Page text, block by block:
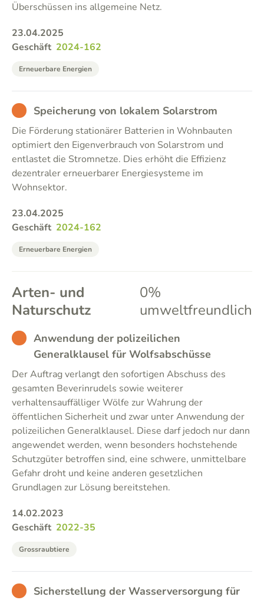
Überschüssen ins allgemeine Netz.
23.04.2025
Geschäft 2024-162
Erneuerbare Energien
BAD Speicherung von lokalem Solarstrom
Die Förderung stationärer Batterien in Wohnbauten
optimiert den Eigenverbrauch von Solarstrom und
entlastet die Stromnetze. Dies erhöht die Effizienz
dezentraler erneuerbarer Energiesysteme im
Wohnsektor.
23.04.2025
Geschäft 2024-162
Erneuerbare Energien
Arten- und
Naturschutz
0%
umweltfreundlich
BADAnwendung der polizeilichen
Generalklausel für Wolfsabschüsse
Der Auftrag verlangt den sofortigen Abschuss des
gesamten Beverinrudels sowie weiterer
verhaltensauffälliger Wölfe zur Wahrung der
öffentlichen Sicherheit und zwar unter Anwendung der
polizeilichen Generalklausel. Diese darf jedoch nur dann
angewendet werden, wenn besonders hochstehende
Schutzgüter betroffen sind, eine schwere, unmittelbare
Gefahr droht und keine anderen gesetzlichen
Grundlagen zur Lösung bereitstehen.
14.02.2023
Geschäft 2022-35
Grossraubtiere
BAD Sicherstellung der Wasserversorgung für